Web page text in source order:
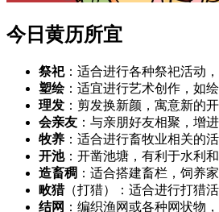
今日黄历所宜
祭祀：适合进行各种祭祀活动
塑绘 ：适宜进行艺术创作，如
理发 ：剪发换新颜，寓意新的
会亲友 ：与亲朋好友相聚，增
牧养 ：适合进行畜牧业相关的
开池：开凿池塘，有利于水利和
造畜稠 ：适合搭建畜栏，饲养
畋猎（打猎）：适合进行打猎
结网 ：编织渔网或各种网状物